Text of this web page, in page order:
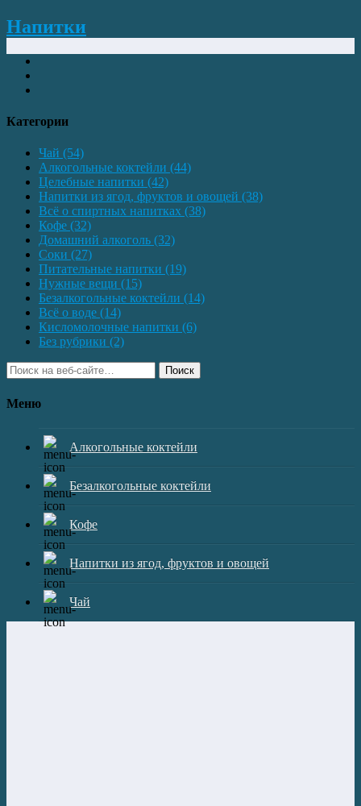
Напитки
Категории
Чай (54)
Алкогольные коктейли (44)
Целебные напитки (42)
Напитки из ягод, фруктов и овощей (38)
Всё о спиртных напитках (38)
Кофе (32)
Домашний алкоголь (32)
Соки (27)
Питательные напитки (19)
Нужные вещи (15)
Безалкогольные коктейли (14)
Всё о воде (14)
Кисломолочные напитки (6)
Без рубрики (2)
Поиск
Меню
Алкогольные коктейли
Безалкогольные коктейли
Кофе
Напитки из ягод, фруктов и овощей
Чай